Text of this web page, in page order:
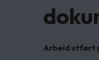
Arbeid utført